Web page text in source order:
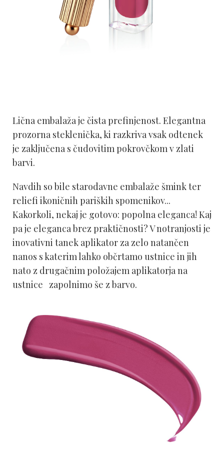
Lična embalaža je čista prefinjenost. Elegantna
prozorna steklenička, ki razkriva vsak odtenek
je zaključena s čudovitim pokrovčkom v zlati
barvi.
Navdih so bile starodavne embalaže šmink ter
reliefi ikoničnih pariških spomenikov...
Kakorkoli, nekaj je gotovo: popolna eleganca! Kaj
pa je eleganca brez praktičnosti? V notranjosti je
inovativni tanek aplikator za zelo natančen
nanos s katerim lahko občrtamo ustnice in jih
nato z drugačnim položajem aplikatorja na
ustnice zapolnimo še z barvo.